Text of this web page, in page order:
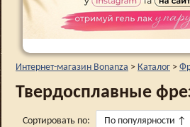
Интернет-магазин Bonanza > Каталог >
Твердосплавные
Сортировать по: По популярности ↑